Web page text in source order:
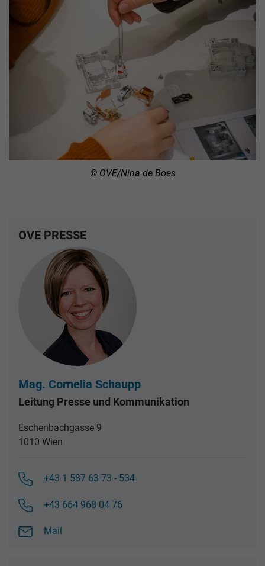
© OVE/Nina de Boes
OVE PRESSE
Mag. Cornelia Schaupp
Leitung Presse und Kommunikation
Eschenbachgasse 9
1010 Wien
+43 1 587 63 73 - 534
+43 664 968 04 76
Mail